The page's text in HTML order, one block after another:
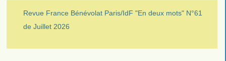
Revue France Bénévolat Paris/IdF "En deux mots" N°61
de Juillet 2026